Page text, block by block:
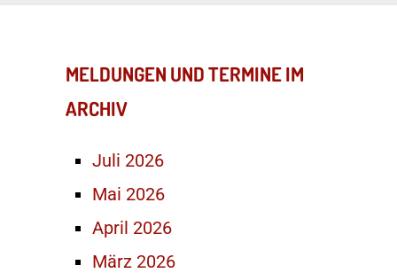
MELDUNGEN UND TERMINE IM
ARCHIV
Juli 2026
Mai 2026
April 2026
März 2026